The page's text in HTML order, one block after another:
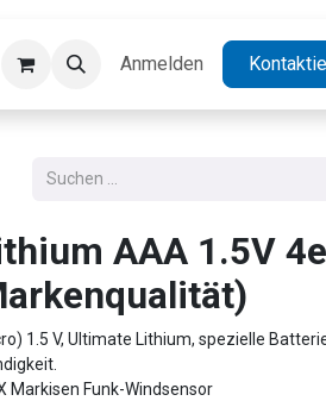
Kontakt Jobs
Anmelden
AAA 1.5V
1.5 V, Ultimate Lithium, spezielle
Markisen Funk-Windsensor